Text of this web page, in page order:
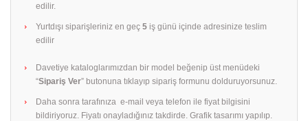
edilir.
Yurtdışı siparişleriniz en geç 5 iş günü içinde adresinize teslim
edilir
Davetiye kataloglarımızdan bir model beğenip üst menüdeki
“Sipariş Ver” butonuna tıklayıp sipariş formunu dolduruyorsunuz.
Daha sonra tarafınıza e-mail veya telefon ile fiyat bilgisini
bildiriyoruz. Fiyatı onayladığınız takdirde. Grafik tasarımı yapılıp.